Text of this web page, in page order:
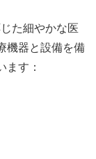
た細やかな医
機器と設備を備
ます：